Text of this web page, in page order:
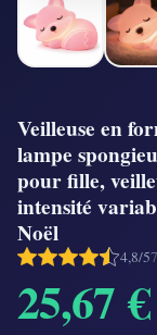
Veilleuse en
lampe
pour fille,
intensité
Noël
4,8/5
25,67 €